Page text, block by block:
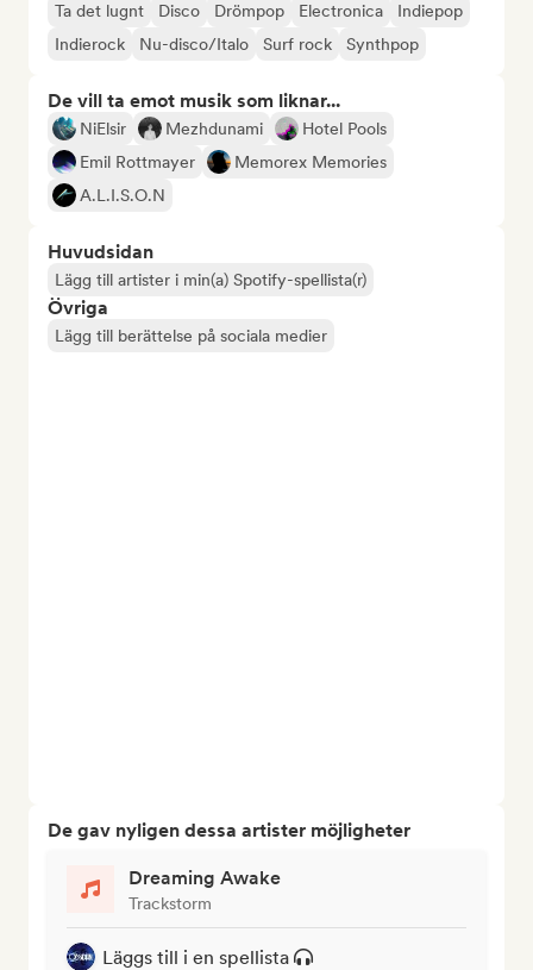
Ta det lugnt Disco Drömpop Electronica
Indiepop
Indierock
Nu-disco/Italo Surf rock Synthpop
De vill ta emot musik som liknar...
NiElsir Mezhdunami
Hotel Pools
Emil Rottmayer
Memorex Memories
A.L.I.S.O.N
Huvudsidan
Lägg till artister i min(a) Spotify-spellista(r)
Övriga
Lägg till berättelse på sociala medier
De gav nyligen dessa artister möjligheter
Dreaming Awake
Trackstorm
Läggs till i en spellista